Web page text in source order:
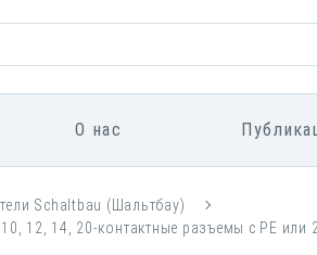
О нас
Sсhaltbau (Шальтбау)
12, 14, 20-контактные разъемы с PE или